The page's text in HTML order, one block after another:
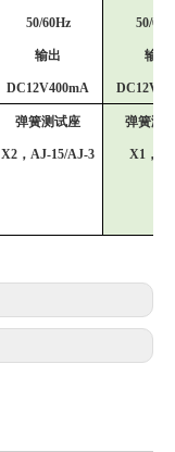
50/60Hz
输出
DC12V400mA
50/
输出
弹簧测试座
X2，AJ-15/AJ-3
弹簧测
X1，